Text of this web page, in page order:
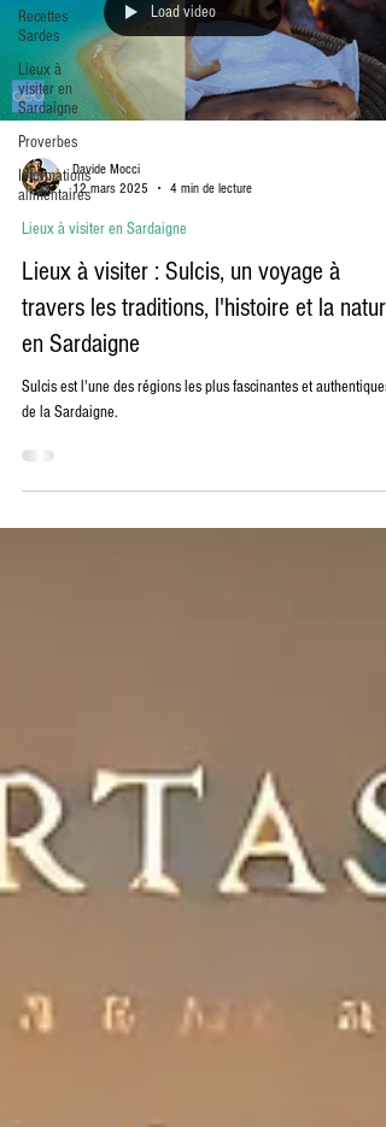
Recettes
Sardes
Lieux à
visiter en
Sardaigne
Proverbes
Informations
alimentaires
Load video
Davide Mocci
12 mars 2025
4 min de lecture
Lieux à visiter en Sardaigne
Lieux à visiter : Sulcis, un voyage à
travers les traditions, l'histoire et la nature
en Sardaigne
Sulcis est l'une des régions les plus fascinantes et authentiques
de la Sardaigne.